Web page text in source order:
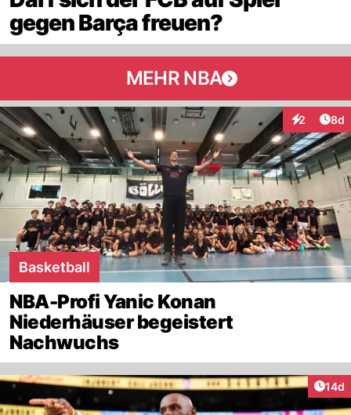
gegen Barça freuen?
MEHR NBA
2 8d
Basketball
NBA-Profi Yanic Konan
Niederhäuser begeistert
Nachwuchs
14d